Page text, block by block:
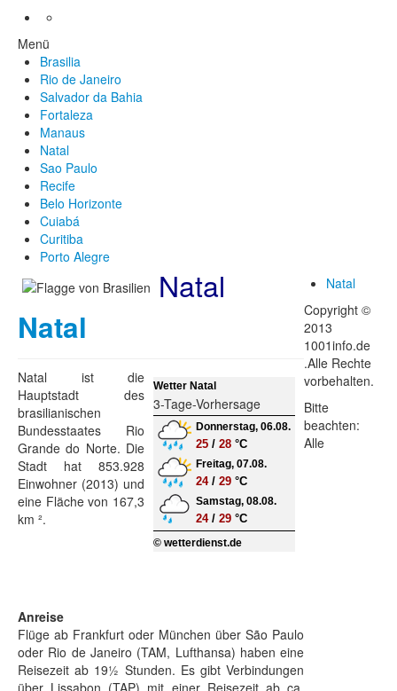
Menü
Brasilia
Rio de Janeiro
Salvador da Bahia
Fortaleza
Manaus
Natal
Sao Paulo
Recife
Belo Horizonte
Cuiabá
Curitiba
Porto Alegre
Natal
Natal
Wetter Natal
3-Tage-Vorhersage
Donnerstag, 06.08.
25 /28 °C
Freitag, 07.08.
24/29 °C
Samstag, 08.08.
24/29 °C
© wetterdienst.de
Natal ist die
Hauptstadt des
brasilianischen
Bundesstaates Rio
Grande do Norte. Die
Stadt hat 853.928
Einwohner (2013) und
eine Fläche von 167,3
km ².
Anreise
Flüge ab Frankfurt oder München über São Paulo
oder Rio de Janeiro (TAM, Lufthansa) haben eine
Reisezeit ab 19½ Stunden. Es gibt Verbindungen
über Lissabon (TAP) mit einer Reisezeit ab ca.
Natal
Copyright ©
2013
1001info.de
.Alle Rechte
vorbehalten.
Bitte
beachten:
Alle